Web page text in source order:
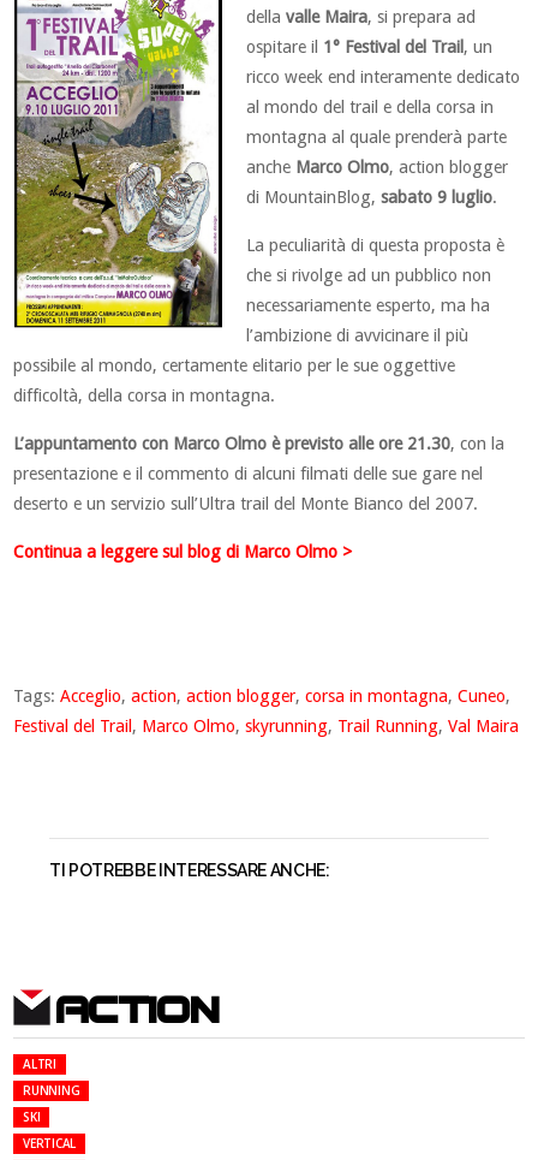
dellavalle Maira, si prepara ad
ospitare il 1° Festival del Trail , un
ricco week end interamente dedicato
al mondo del trail e della corsa in
montagna al quale prenderà parte
anche Marco Olmo, action blogger
di MountainBlog,sabato 9 luglio.
La peculiarità di questa proposta è
che si rivolge ad un pubblico non
necessariamente esperto, ma ha
l’ambizione di avvicinare il più
possibile al mondo, certamente elitario per le sue oggettive
difficoltà, della corsa in montagna.
L’appuntamento con Marco Olmo è previsto alle ore 21.30, con la
presentazione e il commento di alcuni filmati delle sue gare nel
deserto e un servizio sull’Ultra trail del Monte Bianco del 2007.
Continua a leggere sul blog di Marco Olmo >
Tags:Acceglio,action,action blogger,corsa in montagna,Cuneo,
Festival del Trail , Marco Olmo,skyrunning, Trail Running,Val Maira
TI POTREBBE INTERESSARE ANCHE:
ACTION
ALTRI
RUNNING
SKI
VERTICAL